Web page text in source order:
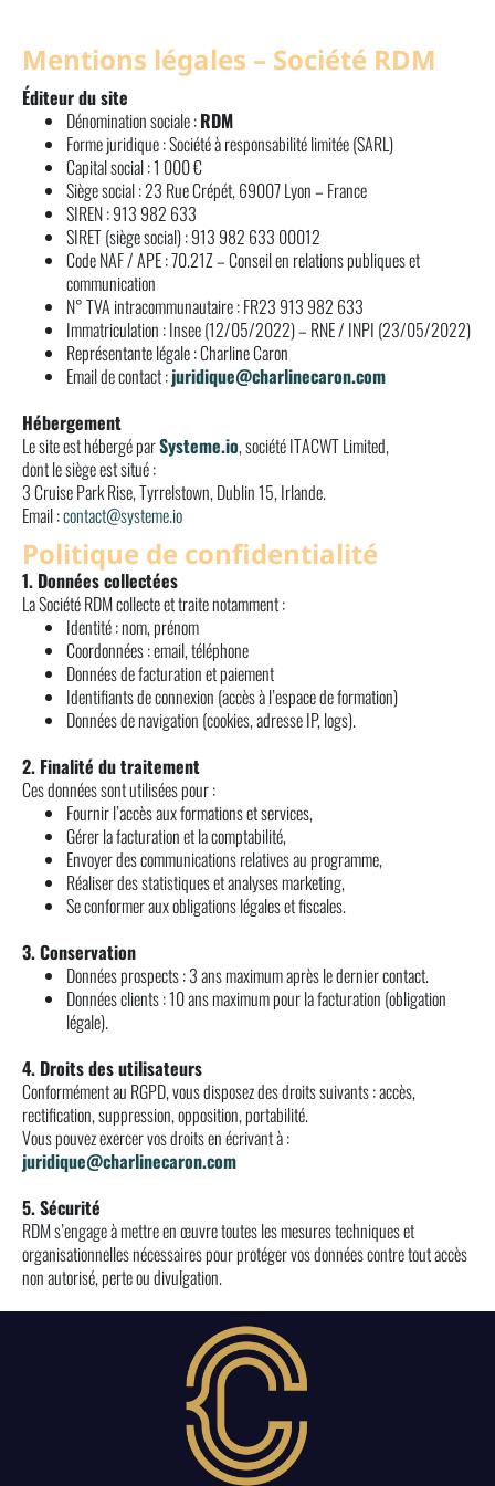
Mentions légales – Société RDM
Éditeur du site
Dénomination sociale :RDM
Forme juridique : Société à responsabilité limitée (SARL)
Capital social : 1 000 €
Siège social : 23 Rue Crépét, 69007 Lyon – France
SIREN : 913 982 633
SIRET (siège social) : 913 982 633 00012
Code NAF / APE : 70.21Z – Conseil en relations publiques et
communication
N° TVA intracommunautaire : FR23 913 982 633
Immatriculation : Insee (12/05/2022) – RNE / INPI (23/05/2022)
Représentante légale : Charline Caron
Email de contact :juridique@charlinecaron.com
Hébergement
Le site est hébergé parSysteme.io, société ITACWT Limited,
dont le siège est situé :
3 Cruise Park Rise, Tyrrelstown, Dublin 15, Irlande.
Email :contact@systeme.io
Politique de confidentialité
1. Données collectées
La Société RDM collecte et traite notamment :
Identité : nom, prénom
Coordonnées : email, téléphone
Données de facturation et paiement
Identifiants de connexion (accès à l’espace de formation)
Données de navigation (cookies, adresse IP, logs).
2. Finalité du traitement
Ces données sont utilisées pour :
Fournir l’accès aux formations et services,
Gérer la facturation et la comptabilité,
Envoyer des communications relatives au programme,
Réaliser des statistiques et analyses marketing,
Se conformer aux obligations légales et fiscales.
3. Conservation
Données prospects : 3 ans maximum après le dernier contact.
Données clients : 10 ans maximum pour la facturation (obligation
légale).
4. Droits des utilisateurs
Conformément au RGPD, vous disposez des droits suivants : accès,
rectification, suppression, opposition, portabilité.
Vous pouvez exercer vos droits en écrivant à :
juridique@charlinecaron.com
5. Sécurité
RDM s’engage à mettre en œuvre toutes les mesures techniques et
organisationnelles nécessaires pour protéger vos données contre tout accès
non autorisé, perte ou divulgation.